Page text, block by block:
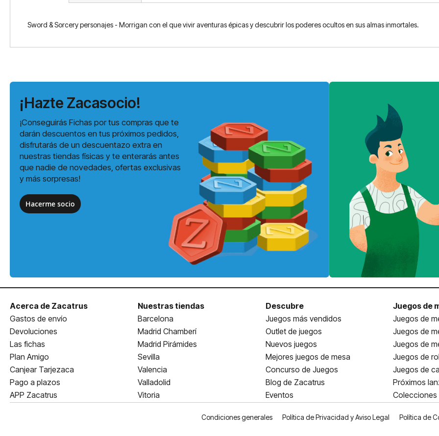
Sword & Sorcery personajes - Morrigan con el que vivir aventuras épicas y descubrir los poderes ocultos en sus almas inmortales.
¡Hazte Zacasocio!
¡Conseguirás Fichas por tus compras que te
darán descuentos en tus próximos pedidos,
disfrutarás de un descuentazo extra en
nuestras tiendas físicas y te enterarás antes
que nadie de novedades, ofertas exclusivas
y más sorpresas!
Hacerme socio
Acerca de Zacatrus
Gastos de envío
Devoluciones
Las fichas
Plan Amigo
Canjear Tarjezaca
Pago a plazos
APP Zacatrus
Nuestras tiendas
Barcelona
Madrid Chamberí
Madrid Pirámides
Sevilla
Valencia
Valladolid
Vitoria
Descubre
Juegos más vendidos
Outlet de juegos
Nuevos juegos
Mejores juegos de mesa
Concurso de Juegos
Blog de Zacatrus
Eventos
Juegos de
Juegos de
Juegos de
Juegos de
Juegos de rol
Juegos de
Próximos
Colecciones
Condiciones generales Política de Privacidad y Aviso Legal Política de